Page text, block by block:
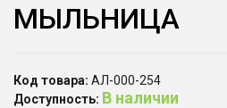
МЫЛЬНИЦА
Код товара: АЛ-000-254
Доступность: В наличии